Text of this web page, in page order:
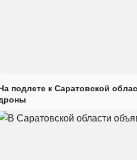
подлете к Саратовской